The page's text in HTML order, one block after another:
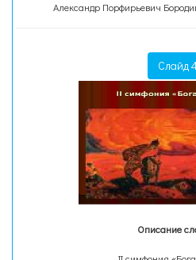
Александр Порфирьевич
Слайд
Описание